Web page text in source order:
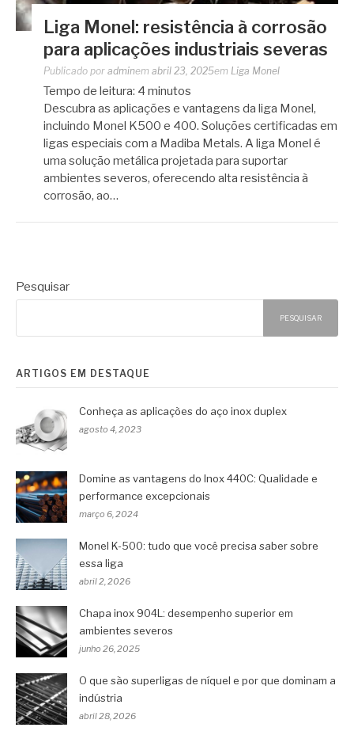
Liga Monel: resistência à corrosão
para aplicações industriais severas
Publicado por adminem abril 23, 2025em Liga Monel
Tempo de leitura: 4 minutos
Descubra as aplicações e vantagens da liga Monel,
incluindo Monel K500 e 400. Soluções certificadas em
ligas especiais com a Madiba Metals. A liga Monel é
uma solução metálica projetada para suportar
ambientes severos, oferecendo alta resistência à
corrosão, ao…
Pesquisar
PESQUISAR
ARTIGOS EM DESTAQUE
Conheça as aplicações do aço inox duplex
agosto 4, 2023
Domine as vantagens do Inox 440C: Qualidade e
performance excepcionais
março 6, 2024
Monel K-500: tudo que você precisa saber sobre
essa liga
abril 2, 2026
Chapa inox 904L: desempenho superior em
ambientes severos
junho 26, 2025
O que são superligas de níquel e por que dominam a
indústria
abril 28, 2026